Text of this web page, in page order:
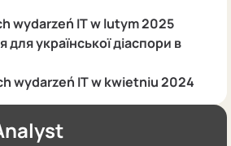
wydarzeń IT w lutym 2025
для української діаспори в
wydarzeń IT w kwietniu 2024